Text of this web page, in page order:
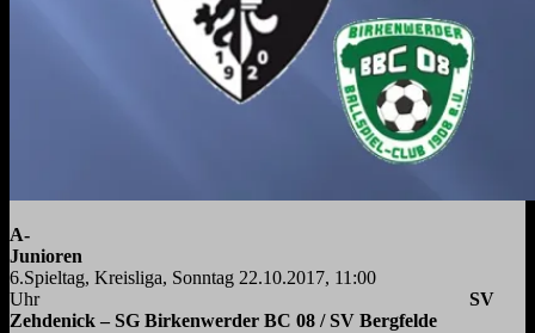
A-
Junioren
6.Spieltag, Kreisliga, Sonntag 22.10.2017, 11:00
Uhr SV
Zehdenick – SG Birkenwerder BC 08 / SV Bergfelde